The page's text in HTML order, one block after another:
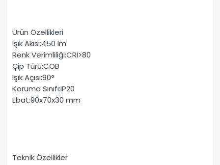
Ürün Özellikleri
Işık Akısı:450 lm
Renk Verimliliği:CRI>80
Çip Türü:COB
Işık Açısı:90°
Koruma Sınıfı:IP20
Ebat:90x70x30 mm
Teknik Özellikler